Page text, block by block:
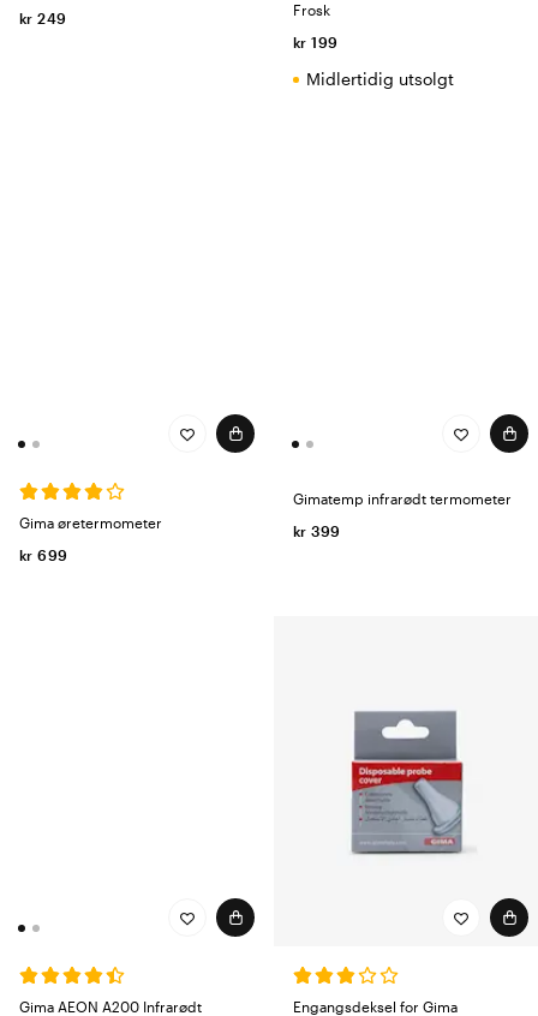
kr 249
Frosk
kr 199
Midlertidig utsolgt
Gima øretermometer
kr 699
Gimatemp infrarødt termometer
kr 399
Gima AEON A200 Infrarødt Engangsdeksel for Gima